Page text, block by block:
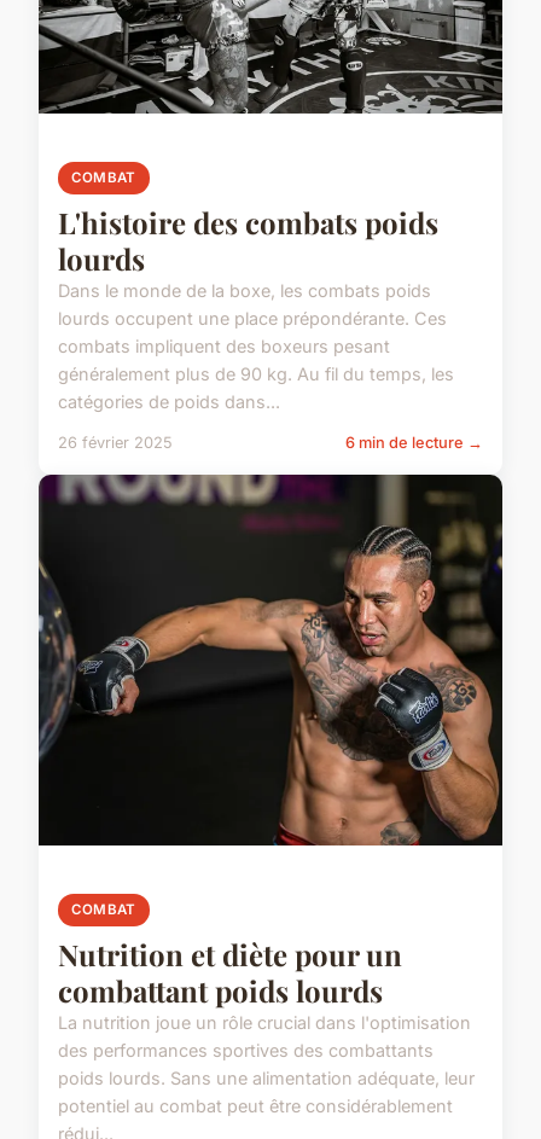
COMBAT
L'histoire des combats poids
lourds
Dans le monde de la boxe, les combats poids
lourds occupent une place prépondérante. Ces
combats impliquent des boxeurs pesant
généralement plus de 90 kg. Au fil du temps, les
catégories de poids dans...
26 février 2025 6 min de lecture →
COMBAT
Nutrition et diète pour un
combattant poids lourds
La nutrition joue un rôle crucial dans l'optimisation
des performances sportives des combattants
poids lourds. Sans une alimentation adéquate, leur
potentiel au combat peut être considérablement
rédui...